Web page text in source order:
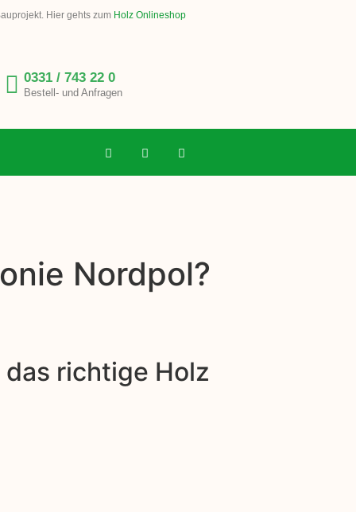
Hier gehts zum Holz Onlineshop
0331 / 743 22 0
Bestell- und Anfragen
Nordpol?
richtige Holz